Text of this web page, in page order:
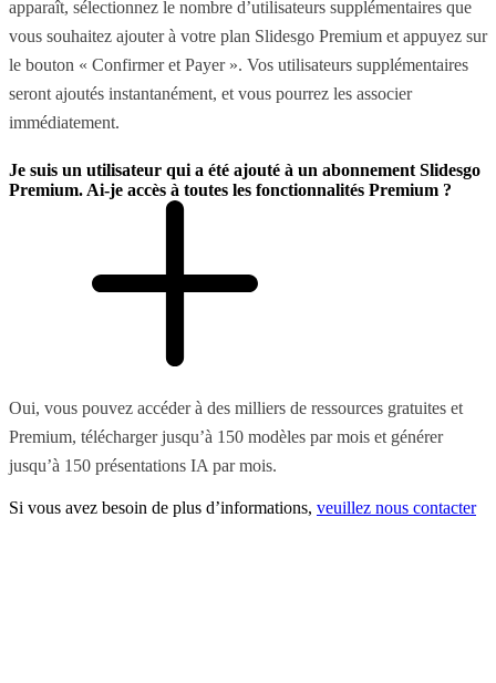
apparaît, sélectionnez le nombre d’utilisateurs supplémentaires que
vous souhaitez ajouter à votre plan Slidesgo Premium et appuyez sur
le bouton « Confirmer et Payer ». Vos utilisateurs supplémentaires
seront ajoutés instantanément, et vous pourrez les associer
immédiatement.
Je suis un utilisateur qui a été ajouté à un abonnement Slidesgo
Premium. Ai-je accès à toutes les fonctionnalités Premium ?
Oui, vous pouvez accéder à des milliers de ressources gratuites et
Premium, télécharger jusqu’à 150 modèles par mois et générer
jusqu’à 150 présentations IA par mois.
Si vous avez besoin de plus d’informations, veuillez nous contacter